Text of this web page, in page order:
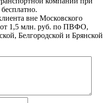
вне Московского
от 1,5 млн. руб. по ПВФО,
Белгородской и Брянской